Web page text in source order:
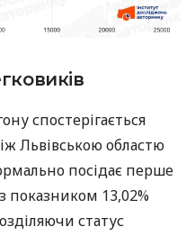
спостерігається
Львівською областю
посідає перше
показником 13,02%
статус